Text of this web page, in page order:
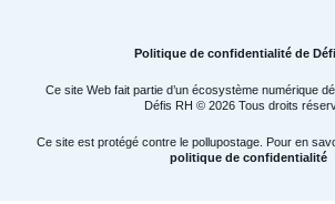
Politique de confidentialité de
Ce site Web fait partie d’un écosystème numérique
Défis RH © 2026 Tous droits
Ce site est protégé contre le pollupostage. Pour en
politique de confidentialité